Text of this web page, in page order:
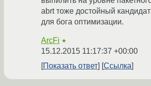
abrt тоже достойный
для бога оптимизации.
ArcFi ★
15.12.2015 11:17:37 +00:00
Показать ответ
Ссылка